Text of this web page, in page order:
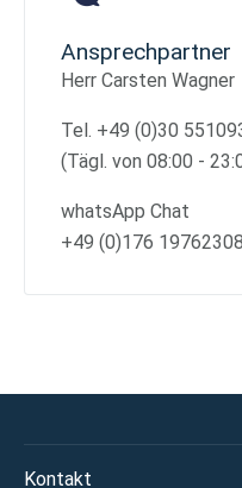
Ansprechpartner
Herr Carsten Wagner
Tel. +49 (0)30
(Tägl. von 08:00 -
whatsApp Chat
+49 (0)176 19762308
Kontakt